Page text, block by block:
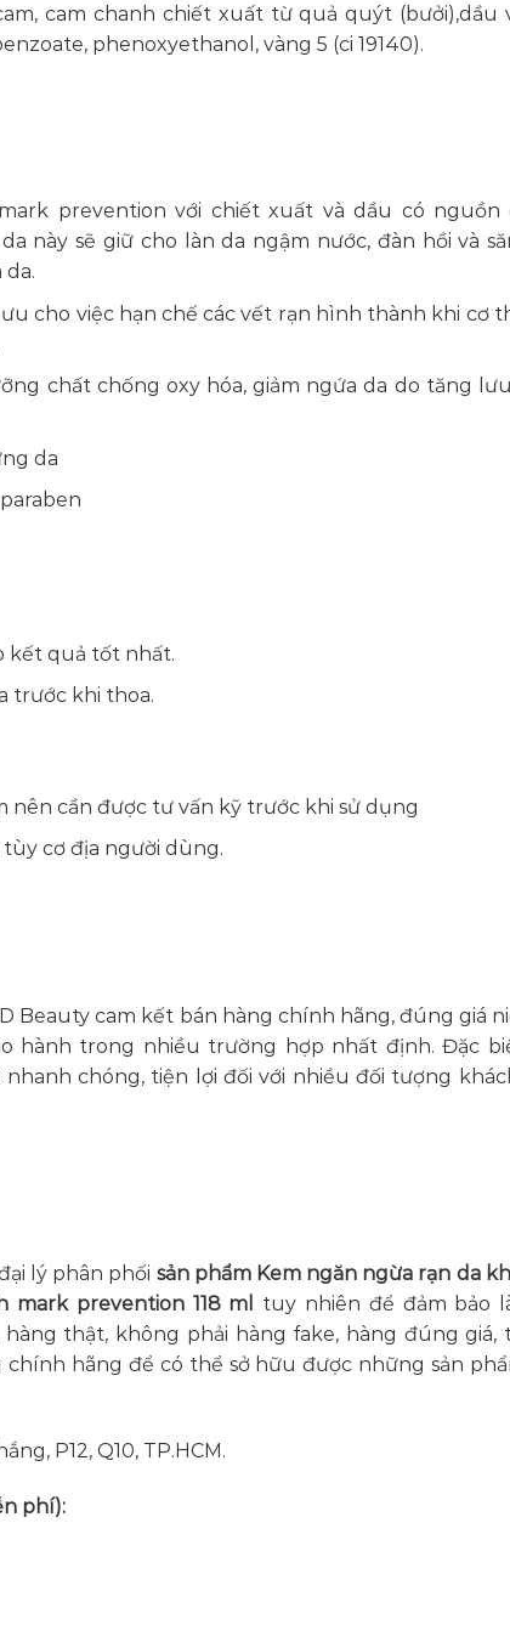
cam chanh chiết xuất từ ​​quả quýt (bưởi),dầu
phenoxyethanol, vàng 5 (ci 19140).
prevention với chiết xuất và dầu có
này sẽ giữ cho làn da ngậm nước, đàn hồi và
da.
cho việc hạn chế các vết rạn hình thành khi cơ
chất chống oxy hóa, giảm ngứa da do tăng
da
kết quả tốt nhất.
trước khi thoa.
nên cần được tư vấn kỹ trước khi sử dụng
cơ địa người dùng.
Beauty cam kết bán hàng chính hãng, đúng giá
hành trong nhiều trường hợp nhất định. Đặc
chóng, tiện lợi đối với nhiều đối tượng
lý phân phối sản phẩm Kem ngăn ngừa rạn da
mark prevention 118 ml tuy nhiên để đảm bảo
thật, không phải hàng fake, hàng đúng giá,
chính hãng để có thể sở hữu được những sản
P12, Q10, TP.HCM.
phí):